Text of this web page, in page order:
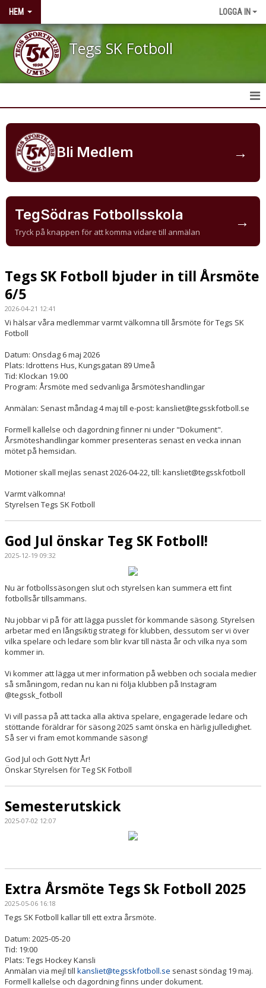
HEM LOGGA IN
Tegs SK Fotboll
NYHETER
OM KLUBBEN
KONTAKT
KALENDER
BILDGALLERI
DOKUMENT
VÅRA LAG/TRÄNARE
MATCHER
SPONSORER
Bli Medlem →
TegSödras Fotbollsskola
Tryck på knappen för att komma vidare till anmälan
→
Tegs SK Fotboll bjuder in till Årsmöte
6/5
2026-04-21 12:41
Vi hälsar våra medlemmar varmt välkomna till årsmöte för Tegs SK
Fotboll
Datum: Onsdag 6 maj 2026
Plats: Idrottens Hus, Kungsgatan 89 Umeå
Tid: Klockan 19.00
Program: Årsmöte med sedvanliga årsmöteshandlingar
Anmälan: Senast måndag 4 maj till e-post: kansliet@tegsskfotboll.se
Formell kallelse och dagordning finner ni under "Dokument".
Årsmöteshandlingar kommer presenteras senast en vecka innan
mötet på hemsidan.
Motioner skall mejlas senast 2026-04-22, till: kansliet@tegsskfotboll
Varmt välkomna!
Styrelsen Tegs SK Fotboll
God Jul önskar Teg SK Fotboll!
2025-12-19 09:32
Nu är fotbollssäsongen slut och styrelsen kan summera ett fint
fotbollsår tillsammans.
Nu jobbar vi på för att lägga pusslet för kommande säsong. Styrelsen
arbetar med en långsiktig strategi för klubben, dessutom ser vi över
vilka spelare och ledare som blir kvar till nästa år och vilka nya som
kommer in.
Vi kommer att lägga ut mer information på webben och sociala medier
så småningom, redan nu kan ni följa klubben på Instagram
@tegssk_fotboll
Vi vill passa på att tacka alla aktiva spelare, engagerade ledare och
stöttande föräldrar för säsong 2025 samt önska en härlig julledighet.
Så ser vi fram emot kommande säsong!
God Jul och Gott Nytt År!
Önskar Styrelsen för Teg SK Fotboll
Semesterutskick
2025-07-02 12:07
Extra Årsmöte Tegs Sk Fotboll 2025
2025-05-06 16:18
Tegs SK Fotboll kallar till ett extra årsmöte.
Datum: 2025-05-20
Tid: 19:00
Plats: Tegs Hockey Kansli
Anmälan via mejl till kansliet@tegsskfotboll.se senast söndag 19 maj.
Formell kallelse och dagordning finns under dokument.